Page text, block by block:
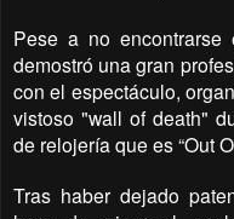
Pese a no encontrarse
demostró una gran
con el espectáculo,
vistoso "wall of death"
de relojería que es “Out
Tras haber dejado